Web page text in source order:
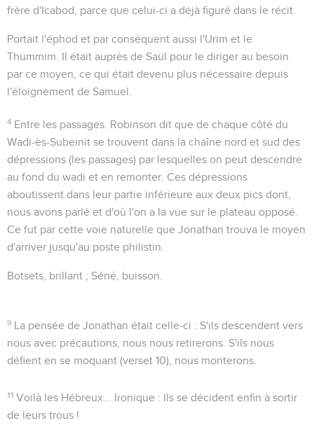
frère d'Icabod, parce que celui-ci a déjà figuré dans le récit.
Portait l'éphod et par conséquent aussi l'Urim et le
Thummim. Il était auprès de Saül pour le diriger au besoin
par ce moyen, ce qui était devenu plus nécessaire depuis
l'éloignement de Samuel.
4 Entre les passages . Robinson dit que de chaque côté du
Wadi-ès-Subeinit se trouvent dans la chaîne nord et sud des
dépressions (les passages) par lesquelles on peut descendre
au fond du wadi et en remonter. Ces dépressions
aboutissent dans leur partie inférieure aux deux pics dont,
nous avons parlé et d'où l'on a la vue sur le plateau opposé.
Ce fut par cette voie naturelle que Jonathan trouva le moyen
d'arriver jusqu'au poste philistin.
Botsets brillant ; Séné buisson
9 La pensée de Jonathan était celle-ci : S'ils descendent vers
nous avec précautions, nous nous retirerons. S'ils nous
défient en se moquant (verset 10), nous monterons.
11 Voilà les Hébreux...
Ironique : Ils se décident enfin à sortir
de leurs trous !